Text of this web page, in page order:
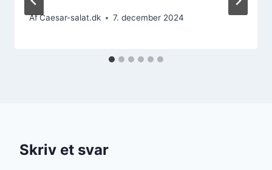
AfCaesar-salat.dk 7. december 2024
Skriv et svar